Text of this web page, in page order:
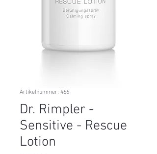
Artikelnummer: 466
Dr. Rimpler -
Sensitive - Rescue
Lotion